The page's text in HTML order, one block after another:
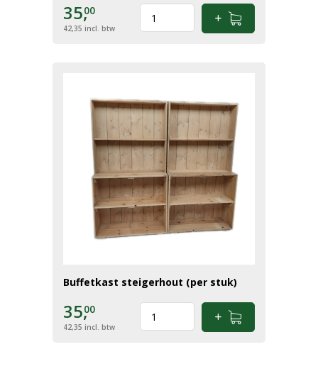
35,00
42,35 incl. btw
Buffetkast steigerhout (per stuk)
35,00
42,35 incl. btw